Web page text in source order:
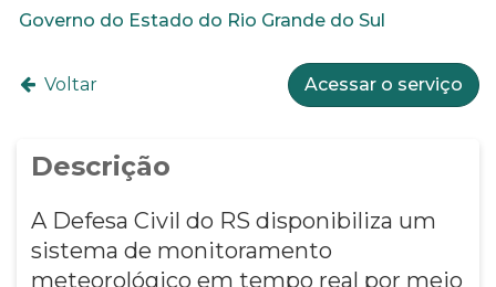
Governo do Estado do Rio Grande do Sul
Voltar Acessar o serviço
Descrição
A Defesa Civil do RS disponibiliza um
sistema de monitoramento
meteorológico em tempo real por meio